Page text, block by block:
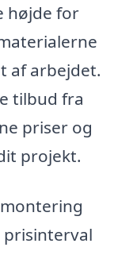
højde for
af arbejdet.
tilbud fra
priser og
projekt.
prisinterval